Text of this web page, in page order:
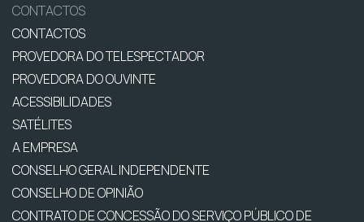
CONTACTOS
CONTACTOS
PROVEDORA DO TELESPECTADOR
PROVEDORA DO OUVINTE
ACESSIBILIDADES
SATÉLITES
A EMPRESA
CONSELHO GERAL INDEPENDENTE
CONSELHO DE OPINIÃO
CONTRATO DE CONCESSÃO DO SERVIÇO PÚBLICO DE